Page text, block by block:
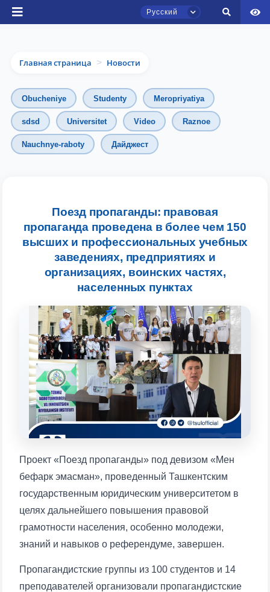
Русский
Главная страница > Новости
Obucheniye Studenty Meropriyatiya
sdsd Universitet Video Raznoe
Nauchnye-raboty Дайджест
Поезд пропаганды: правовая
пропаганда проведена в более чем 150
высших и профессиональных учебных
заведениях, предприятиях и
организациях, воинских частях,
населенных пунктах
Проект «Поезд пропаганды» под девизом «Мен
бефарк эмасман», проведенный Ташкентским
государственным юридическим университетом в
целях дальнейшего повышения правовой
грамотности населения, особенно молодежи,
знаний и навыков о референдуме, завершен.
Пропагандистские группы из 100 студентов и 14
преподавателей организовали пропагандистские
приёмной комиссии ТГЮУ.
Оставляйте здесь свои обращения по
вопросам приёма.
Выберите тему — затем появятся
1. Документы (бакалавр) (5) 2. Документы (магистр) (4)
3. Собеседование (бакалавр) (8)
4. Собеседование (магистр) (5)
6. Онлайн-заявки (15) 7. Колл-центр (4)
8. Квота (бакалавриат) (1) 9. Квота (магистратура) (1)
✉️ Написать администратору